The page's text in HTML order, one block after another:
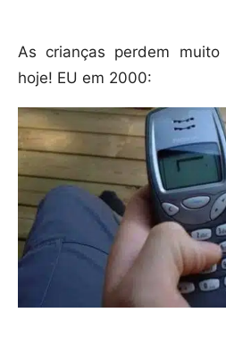
As crianças perdem
hoje! EU em 2000: